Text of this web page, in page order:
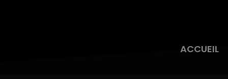
ACCUEIL